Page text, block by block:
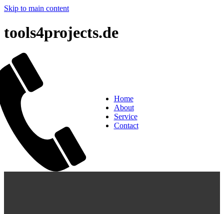
Skip to main content
tools4projects.de
Home
About
Service
Contact